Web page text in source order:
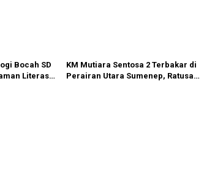
Bocah SD
Literasi
KM Mutiara Sentosa 2 Terbakar di
Perairan Utara Sumenep, Ratusan